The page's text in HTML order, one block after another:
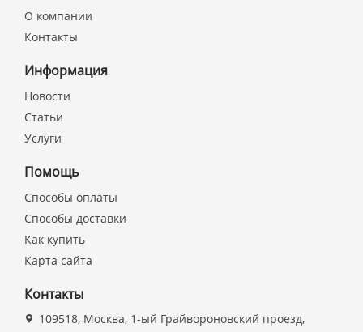
О компании
Контакты
Информация
Новости
Статьи
Услуги
Помощь
Способы оплаты
Способы доставки
Как купить
Карта сайта
Контакты
109518, Москва, 1-ый Грайвороновский проезд,